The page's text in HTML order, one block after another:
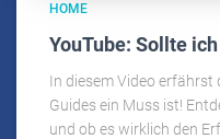
HOME
YouTube: Sollte
In diesem Video erfährst
Guides ein Muss ist!
und ob es wirklich den